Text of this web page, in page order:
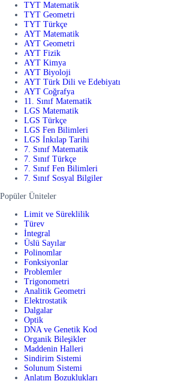
TYT Matematik
TYT Geometri
TYT Türkçe
AYT Matematik
AYT Geometri
AYT Fizik
AYT Kimya
AYT Biyoloji
AYT Türk Dili ve Edebiyatı
AYT Coğrafya
11. Sınıf Matematik
LGS Matematik
LGS Türkçe
LGS Fen Bilimleri
LGS İnkılap Tarihi
7. Sınıf Matematik
7. Sınıf Türkçe
7. Sınıf Fen Bilimleri
7. Sınıf Sosyal Bilgiler
Popüler Üniteler
Limit ve Süreklilik
Türev
İntegral
Üslü Sayılar
Polinomlar
Fonksiyonlar
Problemler
Trigonometri
Analitik Geometri
Elektrostatik
Dalgalar
Optik
DNA ve Genetik Kod
Organik Bileşikler
Maddenin Halleri
Sindirim Sistemi
Solunum Sistemi
Anlatım Bozuklukları